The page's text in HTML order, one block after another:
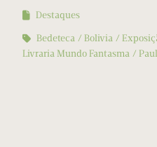
Destaques
Bedeteca
Bolivia
Livraria Mundo Fantasma